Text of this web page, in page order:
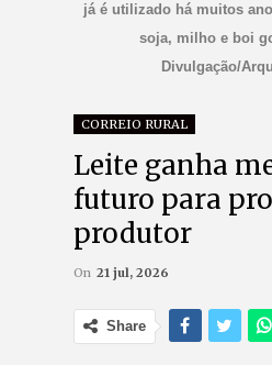
já é utilizado há muitos
soja, milho e boi
Divulgação/
CORREIO RURAL
Leite ganha
futuro para
produtor
On 21 jul, 2026
Share